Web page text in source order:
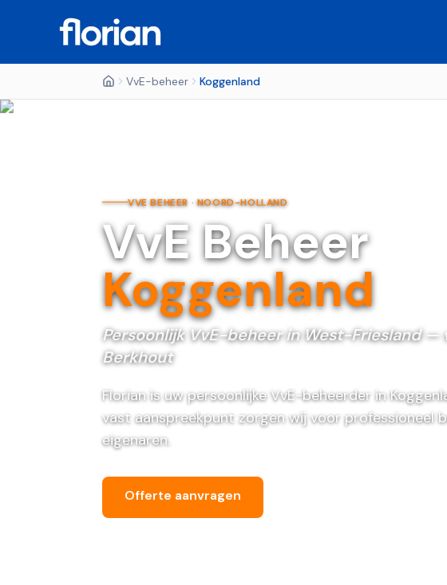
VvE-beheer Koggenland
VVE BEHEER ·NOORD-HOLLAND
VvE Beheer
Koggenland
Persoonlijk VvE-beheer in West-Friesland —
Berkhout
Florian is uw persoonlijke VvE-beheerder in
vast aanspreekpunt zorgen wij voor professioneel
eigenaren.
Offerte aanvragen